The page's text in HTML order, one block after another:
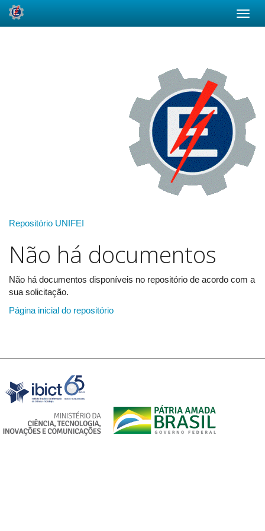
Repositório UNIFEI
Não há documentos
Não há documentos disponíveis no repositório de acordo com a
sua solicitação.
Página inicial do repositório